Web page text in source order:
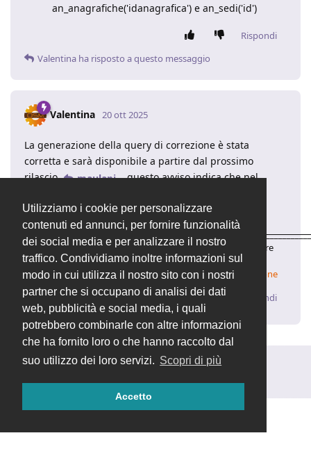
Utilizziamo i cookie per personalizzare
contenuti ed annunci, per fornire funzionalità
dei social media e per analizzare il nostro
traffico. Condividiamo inoltre informazioni sul
modo in cui utilizza il nostro sito con i nostri
partner che si occupano di analisi dei dati
web, pubblicità e social media, i quali
potrebbero combinarle con altre informazioni
che ha fornito loro o che hanno raccolto dal
suo utilizzo dei loro servizi. Scopri di più
Accetto
an_anagrafiche('idanagrafica') e an_sedi('id')
Rispondi
Valentina ha risposto a questo messaggio
Valentina 20 ott 2025
La generazione della query di correzione è stata
corretta e sarà disponibile a partire dal prossimo
rilascio
maulapi , questo avviso indica che nel
rimuovere in quanto non previste.
Valentina | Supporto TecnicoOpenSTAManager– Il software
gestionale open source
✨Come aggiornare✨ Come verificare la propria installazione
Rispondi
Rispondi alla discussione...